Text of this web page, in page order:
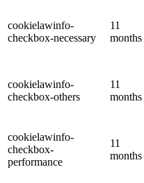
cookielawinfo-
checkbox-necessary
11
months
cookielawinfo-
checkbox-others
11
months
cookielawinfo-
checkbox-
performance
11
months